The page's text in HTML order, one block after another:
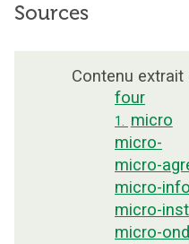
Sources
Contenu
four
1. micro
micro-
micro-
micro-
micro-
micro-